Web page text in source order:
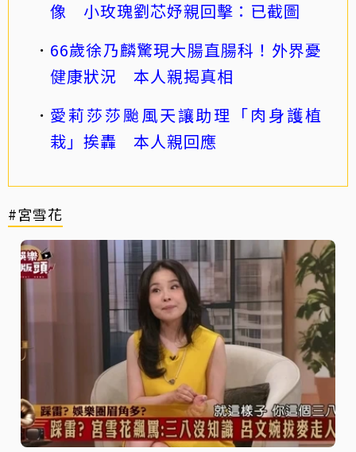
像 小玫瑰劉芯妤親回擊：已截圖
66歲徐乃麟驚現大腸直腸科！外界憂
健康狀況 本人親揭真相
愛莉莎莎颱風天讓助理「肉身護植
栽」挨轟 本人親回應
#宮雪花